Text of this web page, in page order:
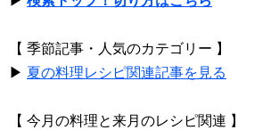
【 季節記事・人気のカテゴリー 】
▶ 夏の料理レシピ関連記事を見る
【 今月の料理と来月のレシピ関連 】